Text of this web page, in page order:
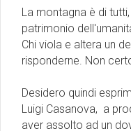
La montagna è di
patrimonio
Chi viola e altera un
risponderne. Non
Desidero quindi
Luigi Casanova, a
aver assolto ad un